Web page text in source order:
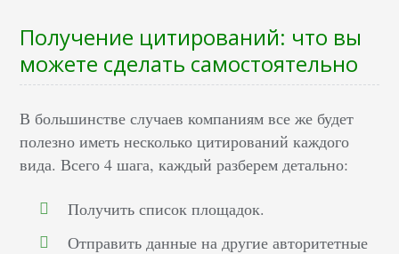
Получение цитирований: что вы
можете сделать самостоятельно
В большинстве случаев компаниям все же будет
полезно иметь несколько цитирований каждого
вида. Всего 4 шага, каждый разберем детально:
Получить список площадок.
Отправить данные на другие авторитетные